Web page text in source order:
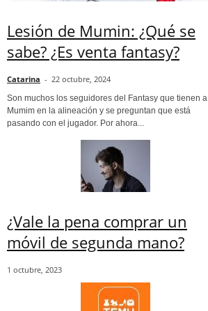
Lesión de Mumin: ¿Qué se
sabe? ¿Es venta fantasy?
Catarina - 22 octubre, 2024
Son muchos los seguidores del Fantasy que tienen a
Mumim en la alineación y se preguntan que está
pasando con el jugador. Por ahora...
¿Vale la pena comprar un
móvil de segunda mano?
1 octubre, 2023